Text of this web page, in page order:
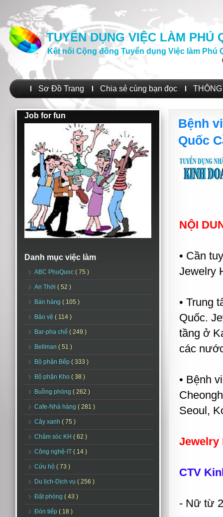
TUYỂN DỤNG VIỆC LÀM PHÚ
Kết nối Cộng đồng Tuyển dụng Việc làm Phú
Sơ Đồ Trang Chia sẻ cùng bạn đọc
Job for fun
Danh mục việc làm
ABC PhuQuoc ( 75 )
An Thới ( 52 )
Bán hàng ( 105 )
Bảo vệ ( 114 )
Bar-pha chế ( 249 )
Bellman ( 51 )
Bộ phận Bếp ( 333 )
Bộ phận Kho ( 38 )
Buồng phòng ( 262 )
Cafe-Nhà hàng ( 281 )
Cây xanh ( 75 )
Chăm sóc KH ( 62 )
Công nghệ-IT ( 14 )
Cứu hộ ( 73 )
Du lịch-Dịch vụ ( 256 )
Đặt phòng ( 43 )
Đón tiếp ( 18 )
Bệnh
Quốc
NỘI
• Cần
Jewelry
• Trung
Quốc.
tầng ở
các
• Bệnh
Seoul,
Jewelry
CTV
- Nữ từ